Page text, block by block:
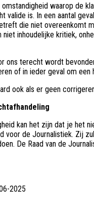
waarop de
valide is. In een aantal
die niet overeenkomt
niet inhoudelijke kritiek,
ons terecht wordt
of in ieder geval om een
ook als er geen
kan het zijn dat je het
voor de Journalistiek. Zij
De Raad van de
2025